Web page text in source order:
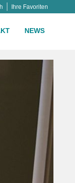
Ihre Favoriten
NEWS